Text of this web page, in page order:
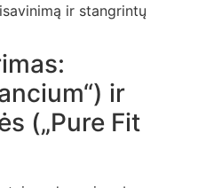
ir stangrintų
ir
(„Pure Fit